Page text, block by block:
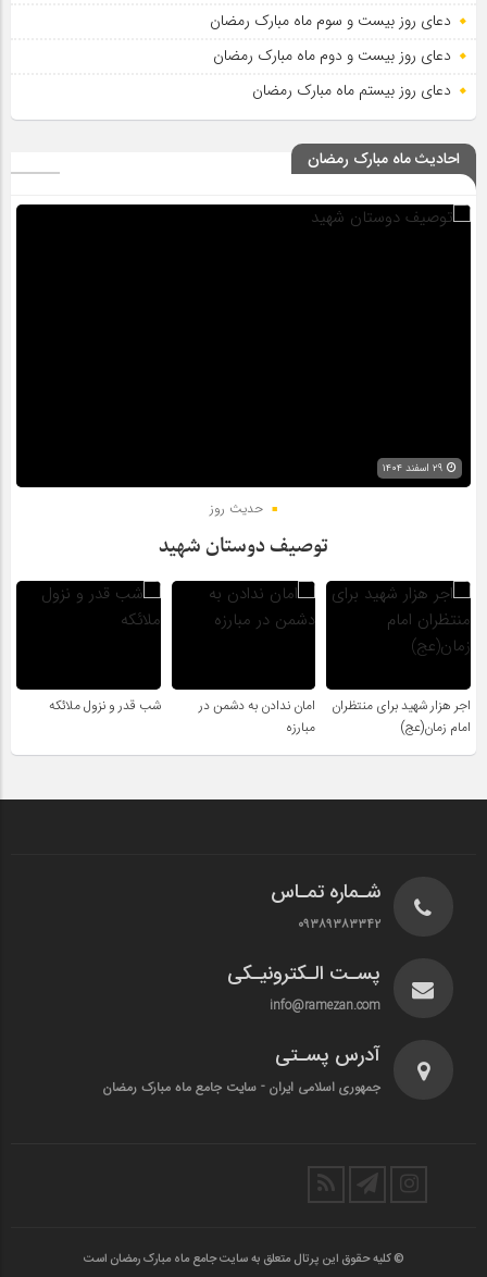
دعای روز بیست و سوم ماه مبارک رمضان
دعای روز بیست و دوم ماه مبارک رمضان
دعای روز بیستم ماه مبارک رمضان
احادیث ماه مبارک رمضان
حدیث روز
توصیف دوستان شهید
اجر هزار شهید برای منتظران
امام زمان(عج)
امان ندادن به دشمن در
مبارزه
شب قدر و نزول ملائکه
شـماره تمـاس
۰۹۳۸۹۳۸۳۳۴۲
پسـت الـکترونیـکی
info@ramezan.com
آدرس پسـتی
جمهوری اسلامی ایران - سایت جامع ماه مبارک رمضان
© کلیه حقوق این پرتال متعلق به سایت جامع ماه مبارک رمضان است